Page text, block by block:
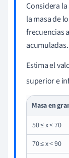
Considera
la masa de
frecuencias
acumuladas.
Estima el
superior e
Masa en
50 ≤ x < 70
70 ≤ x < 90